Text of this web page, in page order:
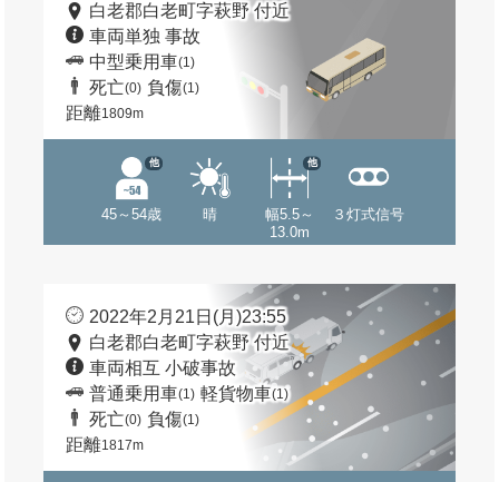
白老郡白老町字萩野 付近
車両単独 事故
中型乗用車(1)
死亡(0) 負傷(1)
距離1809m
45～54歳
他
晴
幅5.5～
13.0m
他
３灯式信号
2022年2月21日(月)23:55
白老郡白老町字萩野 付近
車両相互 小破事故
普通乗用車(1) 軽貨物車(1)
死亡(0) 負傷(1)
距離1817m